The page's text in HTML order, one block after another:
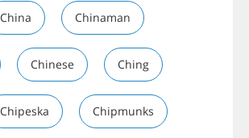
China Chinaman
Chinese Ching
Chipeska Chipmunks